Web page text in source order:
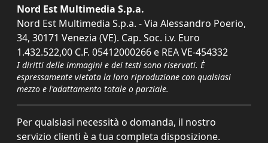
Nord Est Multimedia S.p.a.
Nord Est Multimedia S.p.a. - Via Alessandro Poerio,
34, 30171 Venezia (VE). Cap. Soc. i.v. Euro
1.432.522,00 C.F. 05412000266 e REA VE-454332
I diritti delle immagini e dei testi sono riservati. È
espressamente vietata la loro riproduzione con qualsiasi
mezzo e l'adattamento totale o parziale.
Per qualsiasi necessità o domanda, il nostro
servizio clienti è a tua completa disposizione.